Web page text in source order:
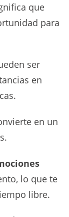
que
para
ser
en
en un
lo que te
libre.